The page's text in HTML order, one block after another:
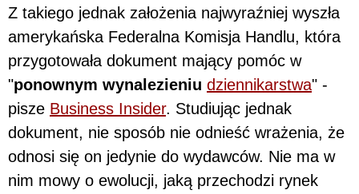
Z takiego jednak założenia najwyraźniej wyszła
amerykańska Federalna Komisja Handlu, która
przygotowała dokument mający pomóc w
"ponownym wynalezieniu dziennikarstwa" -
pisze Business Insider. Studiując jednak
dokument, nie sposób nie odnieść wrażenia, że
odnosi się on jedynie do wydawców. Nie ma w
nim mowy o ewolucji, jaką przechodzi rynek